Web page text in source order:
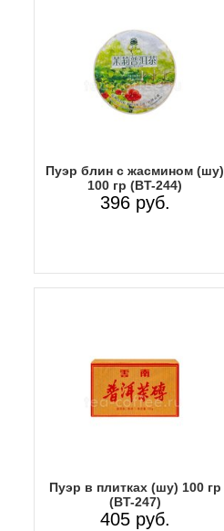
Пуэр блин с жасмином (шу)
100 гр (BT-244)
396 руб.
Пуэр в плитках (шу) 100 гр
(BT-247)
405 руб.